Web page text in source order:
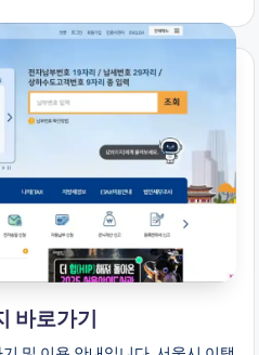
바로가기